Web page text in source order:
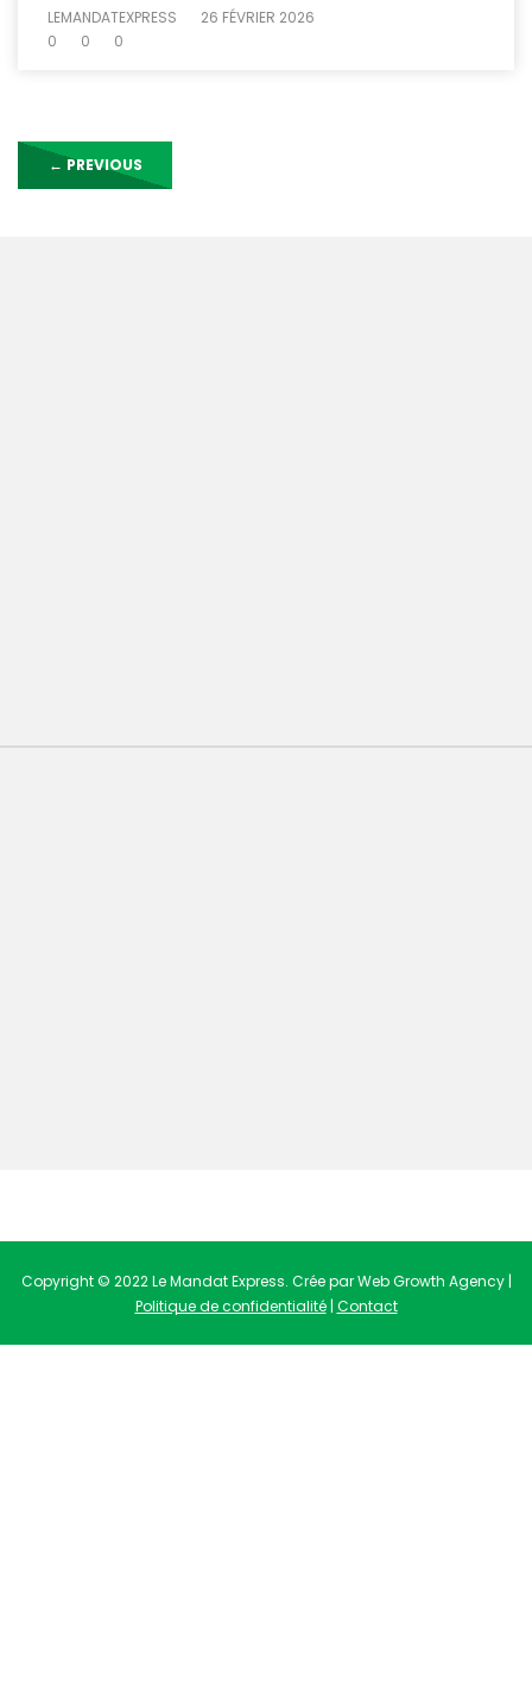
LEMANDATEXPRESS
26 FÉVRIER 2026
0
0 0
← PREVIOUS
Copyright © 2022 Le Mandat Express. Crée par Web Growth Agency |
Politique de confidentialité| Contact